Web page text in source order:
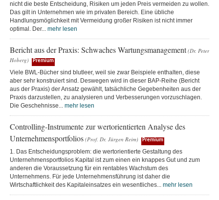
nicht die beste Entscheidung, Risiken um jeden Preis vermeiden zu wollen.
Das gilt in Unternehmen wie im privaten Bereich. Eine übliche
Handlungsmöglichkeit mit Vermeidung großer Risiken ist nicht immer
optimal. Der... mehr lesen
Bericht aus der Praxis: Schwaches Wartungsmanagement (Dr. Peter
Hoberg)
Premium
Viele BWL-Bücher sind blutleer, weil sie zwar Beispiele enthalten, diese
aber sehr konstruiert sind. Deswegen wird in dieser BAP-Reihe (Bericht
aus der Praxis) der Ansatz gewählt, tatsächliche Gegebenheiten aus der
Praxis darzustellen, zu analysieren und Verbesserungen vorzuschlagen.
Die Geschehnisse... mehr lesen
Controlling-Instrumente zur wertorientierten Analyse des
Unternehmensportfolios (Prof. Dr. Jürgen Reim) Premium
1. Das Entscheidungsproblem: die wertorientierte Gestaltung des
Unternehmensportfolios Kapital ist zum einen ein knappes Gut und zum
anderen die Voraussetzung für ein rentables Wachstum des
Unternehmens. Für jede Unternehmensführung ist daher die
Wirtschaftlichkeit des Kapitaleinsatzes ein wesentliches... mehr lesen